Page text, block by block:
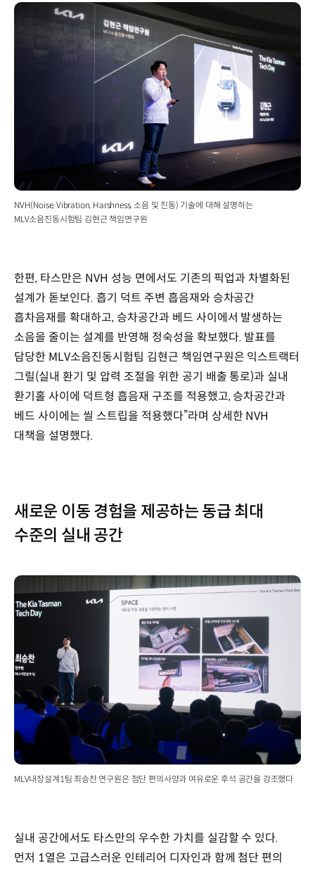
NVH(Noise, Vibration, Harshness, 소음 및 진동) 기술에 대해 설명하는
MLV소음진동시험팀 김현근 책임연구원
한편, 타스만은 NVH 성능 면에서도 기존의 픽업과 차별화된
설계가 돋보인다. 흡기 덕트 주변 흡음재와 승차공간
흡차음재를 확대하고, 승차공간과 베드 사이에서 발생하는
소음을 줄이는 설계를 반영해 정숙성을 확보했다. 발표를
담당한 MLV소음진동시험팀 김현근 책임연구원은 익스트랙터
그릴(실내 환기 및 압력 조절을 위한 공기 배출 통로)과 실내
환기홀 사이에 덕트형 흡음재 구조를 적용했고, 승차공간과
베드 사이에는 씰 스트립을 적용했다”라며 상세한 NVH
대책을 설명했다.
새로운 이동 경험을 제공하는 동급 최대
수준의 실내 공간
MLV내장설계1팀 최승찬 연구원은 첨단 편의사양과 여유로운 후석 공간을 강조했다
실내 공간에서도 타스만의 우수한 가치를 실감할 수 있다.
먼저 1열은 고급스러운 인테리어 디자인과 함께 첨단 편의